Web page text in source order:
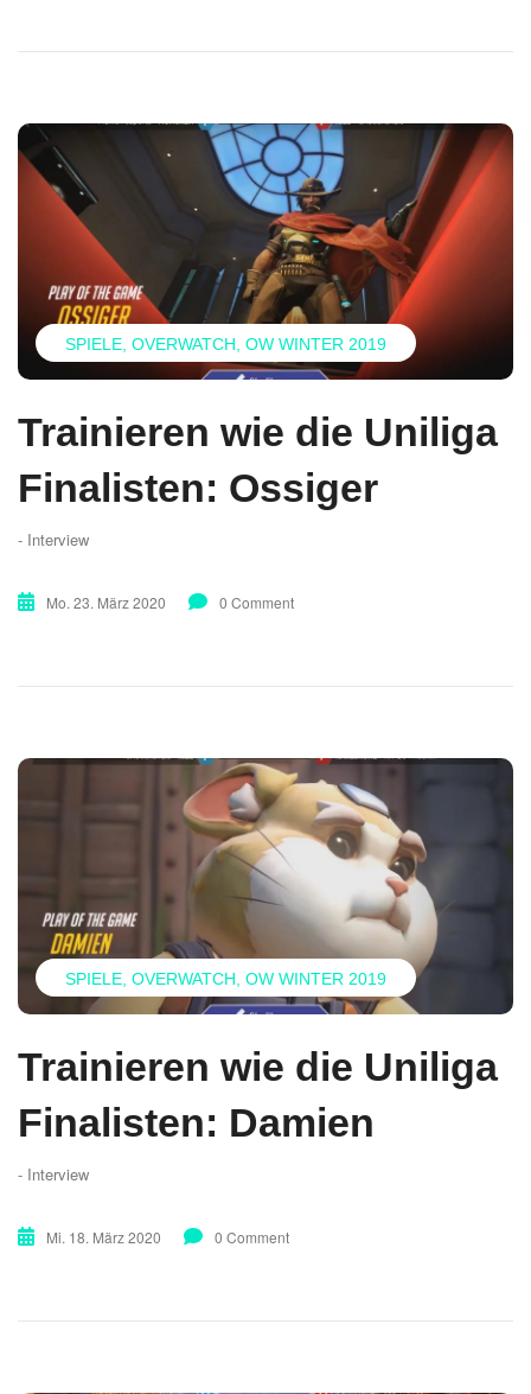
SPIELE OVERWATCH OW WINTER 2019
Trainieren wie die Uniliga
Finalisten: Ossiger
- Interview
Mo. 23. März 2020 0 Comment
SPIELE OVERWATCH OW WINTER 2019
Trainieren wie die Uniliga
Finalisten: Damien
- Interview
Mi. 18. März 2020 0 Comment